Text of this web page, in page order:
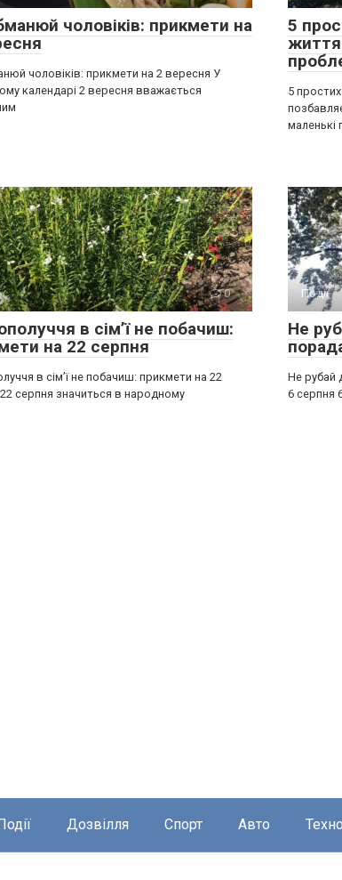
чоловіків: прикмети на
чоловіків: прикмети на 2 вересня У
календарі 2 вересня вважається
5
5
маленькі
0
в сім’ї не побачиш:
на 22 серпня
в сім’ї не побачиш: прикмети на 22
серпня значиться в народному
Події
Не
Не рубай
6 серпня
Дозвілля Спорт Авто